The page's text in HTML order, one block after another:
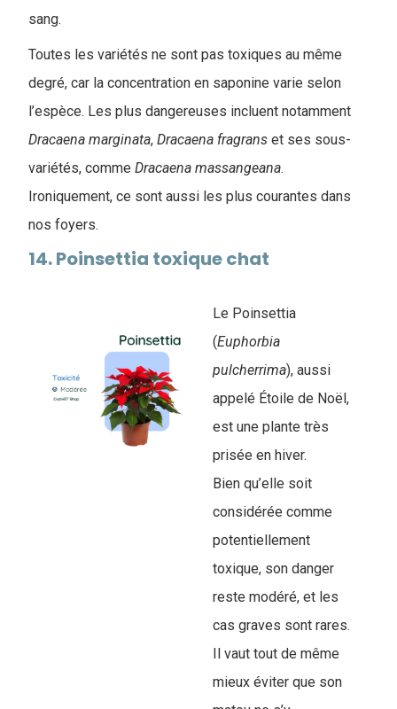
sang.
Toutes les variétés ne sont pas toxiques au même
degré, car la concentration en saponine varie selon
l’espèce. Les plus dangereuses incluent notamment
Dracaena marginata, Dracaena fragrans et ses sous-
variétés, comme Dracaena massangeana.
Ironiquement, ce sont aussi les plus courantes dans
nos foyers.
14. Poinsettia toxique chat
Le Poinsettia
(Euphorbia
pulcherrima), aussi
appelé Étoile de Noël,
est une plante très
prisée en hiver.
Bien qu’elle soit
considérée comme
potentiellement
toxique, son danger
reste modéré, et les
cas graves sont rares.
Il vaut tout de même
mieux éviter que son